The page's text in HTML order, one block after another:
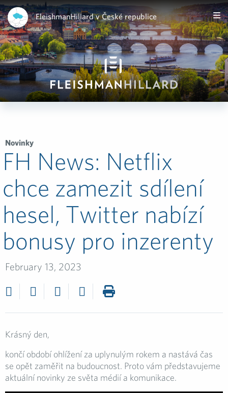
FleishmanHillard v České republice
Novinky
FH News: Netflix
chce zamezit sdílení
hesel, Twitter nabízí
bonusy pro inzerenty
February 13, 2023
Krásný den,
končí období ohlížení za uplynulým rokem a nastává čas
se opět zaměřit na budoucnost. Proto vám představujeme
aktuální novinky ze světa médií a komunikace.